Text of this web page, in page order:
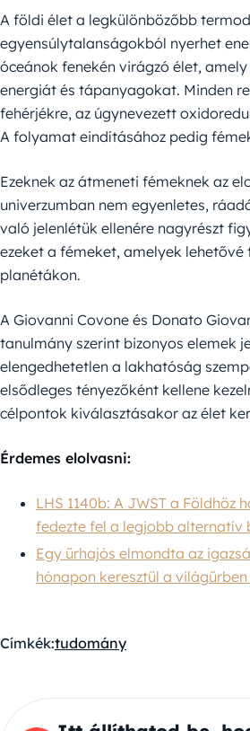
A földi élet a legkülönbözőbb
egyensúlytalanságokból nyerhet
óceánok fenekén virágzó élet,
energiát és tápanyagokat. Minden
fehérjékre, az úgynevezett
A folyamat eindításához pedig
Ezeknek az átmeneti fémeknek az
univerzumban nem egyenletes,
való jelenlétük ellenére nagyrészt
ezeket a fémeket, amelyek lehetővé
planétákon.
A Giovanni Covone és Donato
tanulmány szerint bizonyos elemek
elengedhetetlen a lakhatóság
elsődleges tényezőként kellene
célpontok kiválasztásakor az élet
Érdemes elolvasni:
LHS 1140b: A JWST a Földhöz
fedezte fel a legjobb alternatív
Egy űrhajós elmondta az
hónapon keresztül a világűrben
Címkék:tudomány